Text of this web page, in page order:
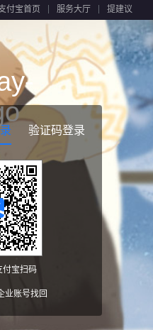
付宝首页 服务大厅 提建议
验证码登录
付宝扫码
业账号找回